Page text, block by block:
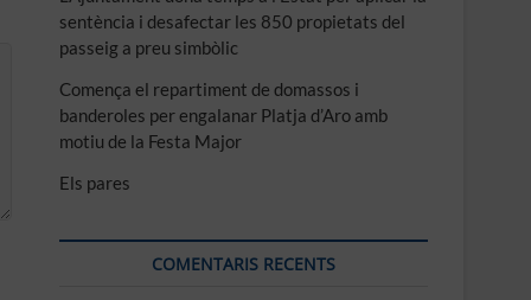
sentència i desafectar les 850 propietats del
passeig a preu simbòlic
Comença el repartiment de domassos i
banderoles per engalanar Platja d’Aro amb
motiu de la Festa Major
Els pares
COMENTARIS RECENTS